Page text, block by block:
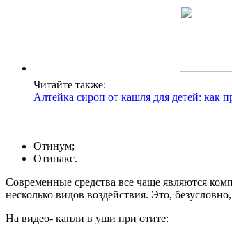
Читайте также:
Алтейка сироп от кашля для детей: как
Отинум;
Отипакс.
Современные средства все чаще являются
несколько видов воздействия. Это,
На видео- капли в уши при отите: